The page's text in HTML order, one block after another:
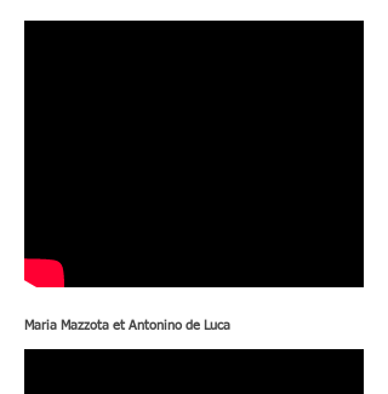
Maria Mazzota et Antonino de Luca